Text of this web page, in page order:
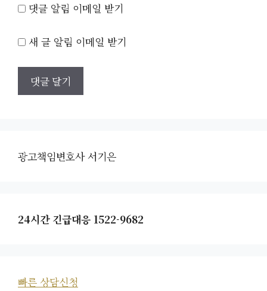
댓글 알림 이메일 받기
새 글 알림 이메일 받기
광고책임변호사 서기은
24시간 긴급대응 1522-9682
빠른 상담신청